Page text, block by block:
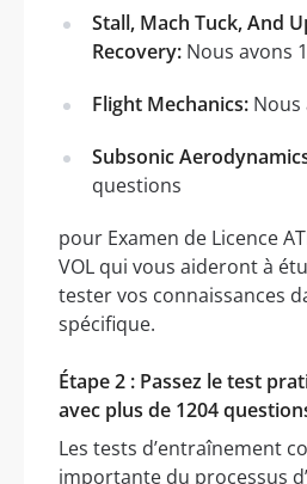
Stall, Mach Tuck, And
Recovery: Nous avons
Flight Mechanics: Nous
Subsonic
questions
pour Examen de Licence
VOL qui vous aideront à
tester vos connaissances
spécifique.
Étape 2 : Passez le test
avec plus de 1204
Les tests d’entraînement
importante du processus